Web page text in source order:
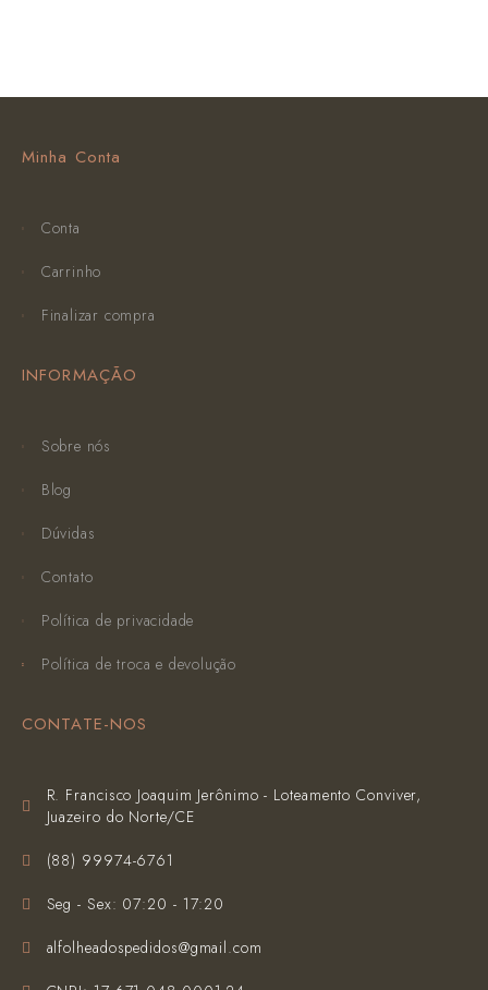
Minha Conta
Conta
Carrinho
Finalizar compra
INFORMAÇÃO
Sobre nós
Blog
Dúvidas
Contato
Política de privacidade
Política de troca e devolução
CONTATE-NOS
R. Francisco Joaquim Jerônimo - Loteamento Conviver,
Juazeiro do Norte/CE
(‪88) 99974-6761‬
Seg - Sex: 07:20 - 17:20
alfolheadospedidos@gmail.com